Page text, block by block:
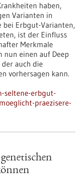
haben,
Varianten in
bei Erbgut-Varianten,
ist der Einfluss
Merkmale
nun einen auf Deep
auch die
vorhersagen kann.
seltene-erbgut-
praezisere-